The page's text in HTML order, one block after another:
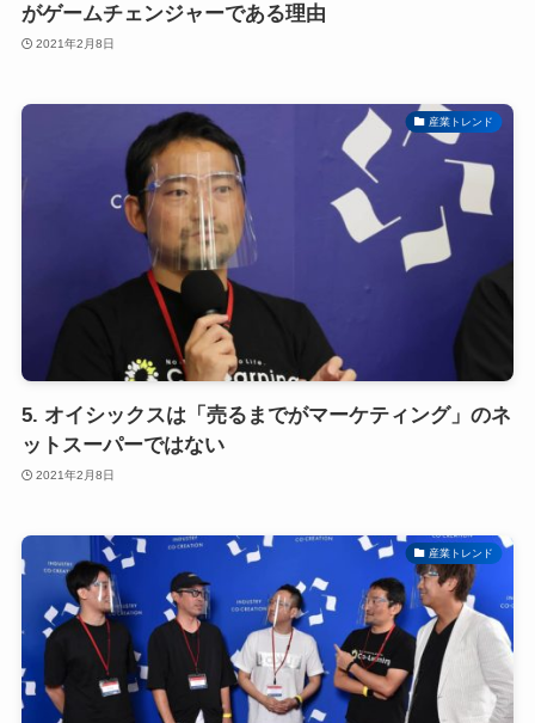
がゲームチェンジャーである理由
2021年2月8日
産業トレンド
5. オイシックスは「売るまでがマーケティング」のネ
ットスーパーではない
2021年2月8日
産業トレンド